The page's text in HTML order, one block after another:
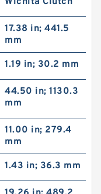
17.38 in; 441.5
mm
1.19 in; 30.2 mm
44.50 in; 1130.3
mm
11.00 in; 279.4
mm
1.43 in; 36.3 mm